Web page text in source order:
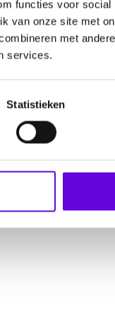
functies voor
van onze site met
met
services.
Statistieken